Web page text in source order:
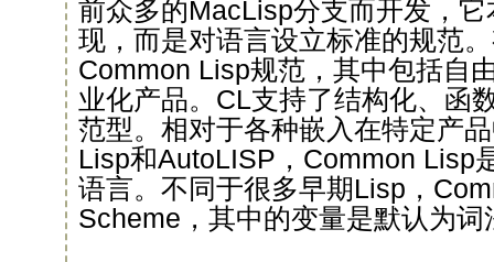
前众多的MacLisp分支而开发，
现，而是对语言设立标准的规范
Common Lisp规范，其中包括自
业化产品。CL支持了结构化、函
范型。相对于各种嵌入在特定产
Lisp和AutoLISP，Common Lisp
语言。不同于很多早期Lisp，
Scheme，其中的变量是默认为词